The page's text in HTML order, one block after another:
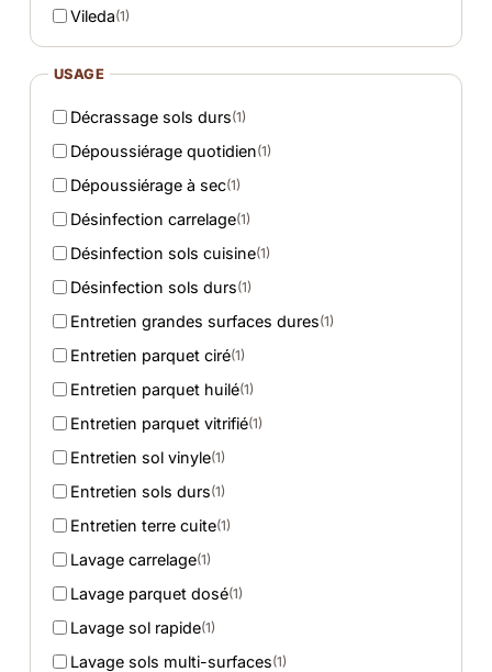
Vileda(1)
USAGE
Décrassage sols durs(1)
Dépoussiérage quotidien(1)
Dépoussiérage à sec(1)
Désinfection carrelage(1)
Désinfection sols cuisine(1)
Désinfection sols durs(1)
Entretien grandes surfaces dures(1)
Entretien parquet ciré(1)
Entretien parquet huilé(1)
Entretien parquet vitrifié(1)
Entretien sol vinyle(1)
Entretien sols durs(1)
Entretien terre cuite(1)
Lavage carrelage(1)
Lavage parquet dosé(1)
Lavage sol rapide(1)
Lavage sols multi-surfaces(1)